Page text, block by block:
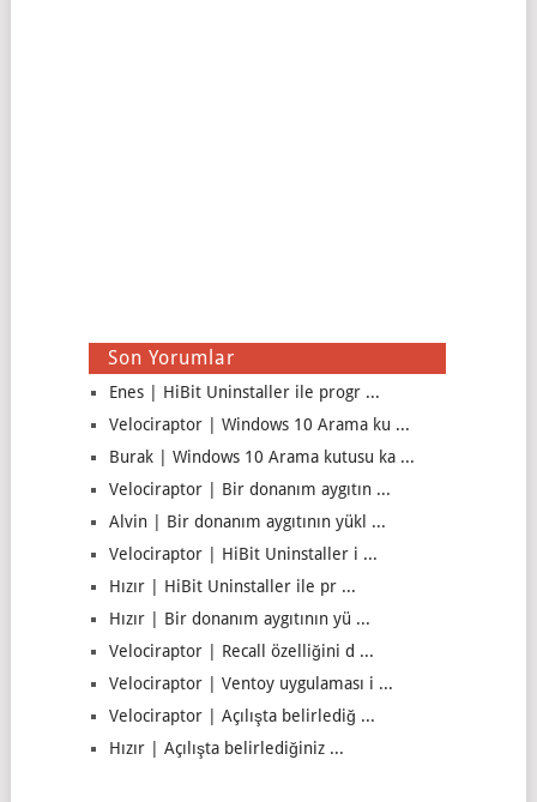
Son Yorumlar
Enes | HiBit Uninstaller ile progr ...
Velociraptor | Windows 10 Arama ku ...
Burak | Windows 10 Arama kutusu ka ...
Velociraptor | Bir donanım aygıtın ...
Alvin | Bir donanım aygıtının yükl ...
Velociraptor | HiBit Uninstaller i ...
Hızır | HiBit Uninstaller ile pr ...
Hızır | Bir donanım aygıtının yü ...
Velociraptor | Recall özelliğini d ...
Velociraptor | Ventoy uygulaması i ...
Velociraptor | Açılışta belirlediğ ...
Hızır | Açılışta belirlediğiniz ...